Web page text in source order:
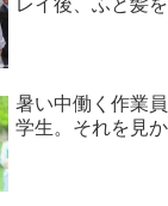
暑い中働く作業
学生。それを見